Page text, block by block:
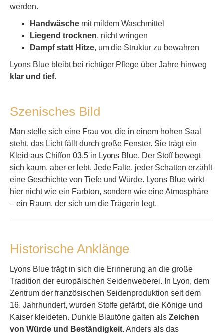
werden.
Handwäsche mit mildem Waschmittel
Liegend trocknen, nicht wringen
Dampf statt Hitze, um die Struktur zu bewahren
Lyons Blue bleibt bei richtiger Pflege über Jahre hinweg
klar und tief.
Szenisches Bild
Man stelle sich eine Frau vor, die in einem hohen Saal
steht, das Licht fällt durch große Fenster. Sie trägt ein
Kleid aus Chiffon 03.5 in Lyons Blue. Der Stoff bewegt
sich kaum, aber er lebt. Jede Falte, jeder Schatten erzählt
eine Geschichte von Tiefe und Würde. Lyons Blue wirkt
hier nicht wie ein Farbton, sondern wie eine Atmosphäre
– ein Raum, der sich um die Trägerin legt.
Historische Anklänge
Lyons Blue trägt in sich die Erinnerung an die große
Tradition der europäischen Seidenweberei. In Lyon, dem
Zentrum der französischen Seidenproduktion seit dem
16. Jahrhundert, wurden Stoffe gefärbt, die Könige und
Kaiser kleideten. Dunkle Blautöne galten als Zeichen
von Würde und Beständigkeit. Anders als das